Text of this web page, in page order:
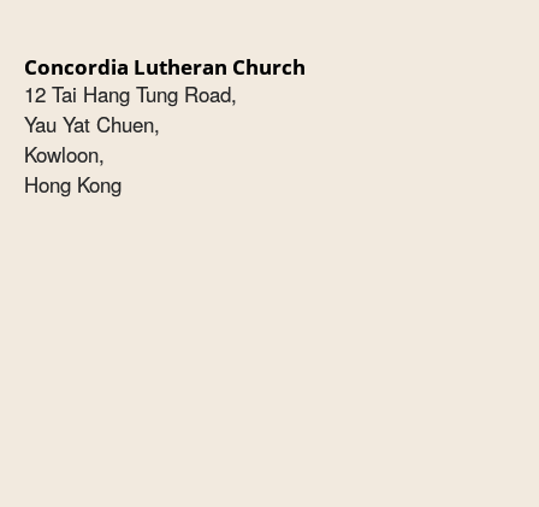
Concordia Lutheran Church
12 Tai Hang Tung Road,
Yau Yat Chuen,
Kowloon,
Hong Kong